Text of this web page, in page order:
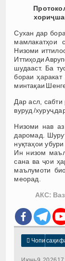
Сухан дар
мамлакатҳои
Низоми
Иттиҳоди
шудааст. Ба
бораи
минтақаи
Дар асл, сабти
вуруд /хуруҷ
Низоми нав
даромад.
нуқтаҳои
Ин низом
сана ва ҷои
маълумоти
меорад.
АКС:
 Чопи